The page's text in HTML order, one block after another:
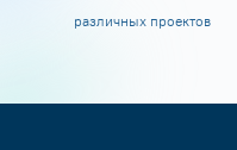
различных проектов